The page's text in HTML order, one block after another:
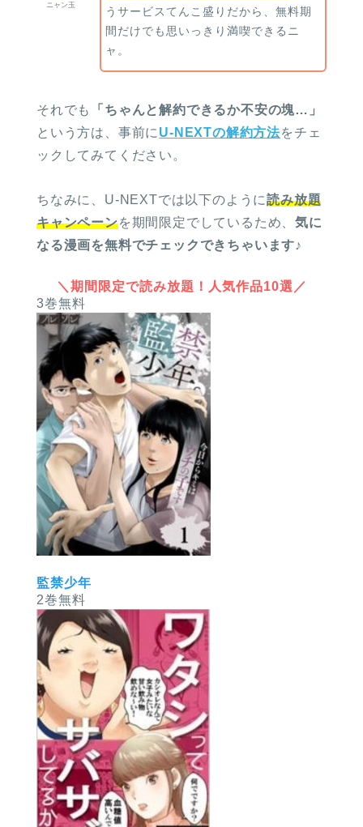
ニャン玉
うサービスてんこ盛りだから、無料期
間だけでも思いっきり満喫できるニ
ャ。
それでも
「ちゃんと解約できるか不安の塊…」
という方は、事前に U-NEXTの解約方法をチェ
ックしてみてください。
ちなみに、U-NEXTでは以下のように読み放題
キャンペーンを期間限定でしているため、気に
なる漫画を無料でチェックできちゃいます♪
＼期間限定で読み放題！人気作品10選／
3巻無料
監禁少年
2巻無料